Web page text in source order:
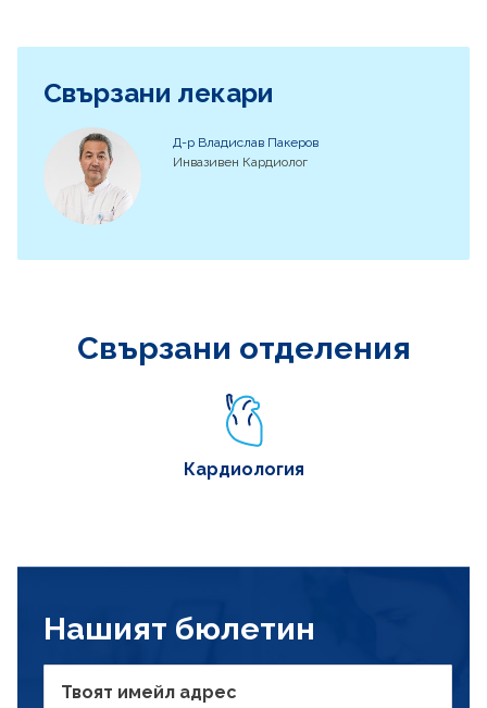
Свързани лекари
Д-р Владислав Пакеров
Инвазивен Кардиолог
Свързани отделения
Кардиология
Нашият бюлетин
Твоят имейл адрес